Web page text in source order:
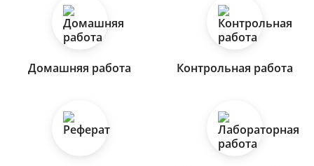
Домашняя работа Контрольная работа